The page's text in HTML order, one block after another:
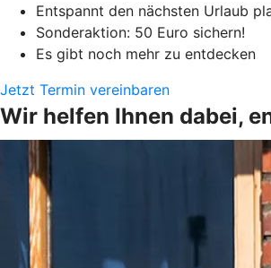
Entspannt den nächsten Urlaub
Sonderaktion: 50 Euro sichern!
Es gibt noch mehr zu entdecken
Jetzt Termin vereinbaren
Wir helfen Ihnen dabei,